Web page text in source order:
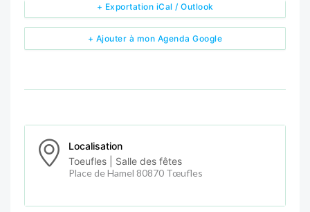
+ Ajouter à mon Agenda Google
+ Exportation iCal / Outlook
Localisation
Toeufles | Salle des fêtes
Place de Hamel 80870 Tœufles